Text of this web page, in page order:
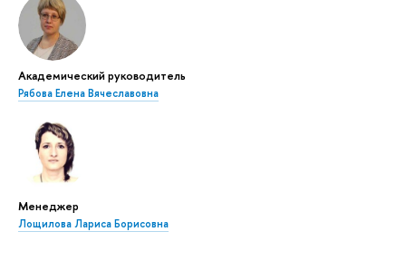
Академический руководитель
Рябова Елена Вячеславовна
Менеджер
Лощилова Лариса Борисовна